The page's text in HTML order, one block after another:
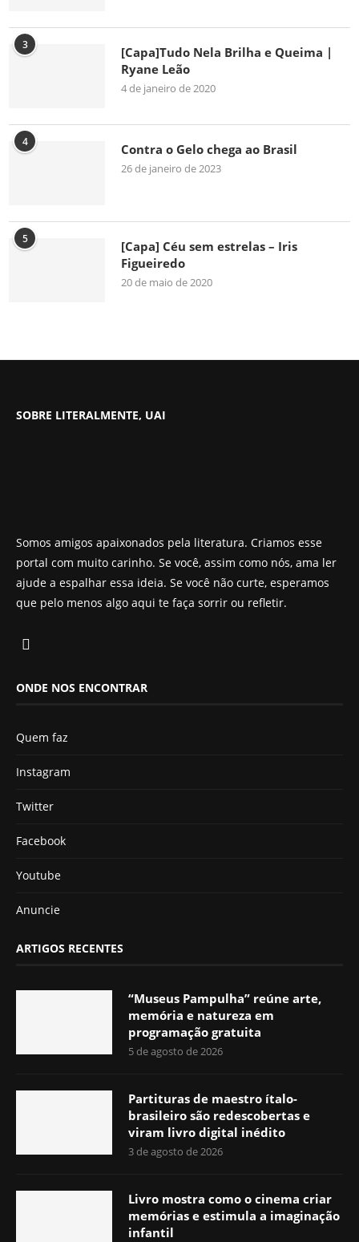
3
[Capa]Tudo Nela Brilha e Queima |
Ryane Leão
4 de janeiro de 2020
4 Contra o Gelo chega ao Brasil
26 de janeiro de 2023
5
[Capa] Céu sem estrelas – Iris
Figueiredo
20 de maio de 2020
SOBRE LITERALMENTE, UAI
Somos amigos apaixonados pela literatura. Criamos esse
portal com muito carinho. Se você, assim como nós, ama ler
ajude a espalhar essa ideia. Se você não curte, esperamos
que pelo menos algo aqui te faça sorrir ou refletir.
ONDE NOS ENCONTRAR
Quem faz
Instagram
Twitter
Facebook
Youtube
Anuncie
ARTIGOS RECENTES
“Museus Pampulha” reúne arte,
memória e natureza em
programação gratuita
5 de agosto de 2026
Partituras de maestro ítalo-
brasileiro são redescobertas e
viram livro digital inédito
3 de agosto de 2026
Livro mostra como o cinema criar
memórias e estimula a imaginação
infantil